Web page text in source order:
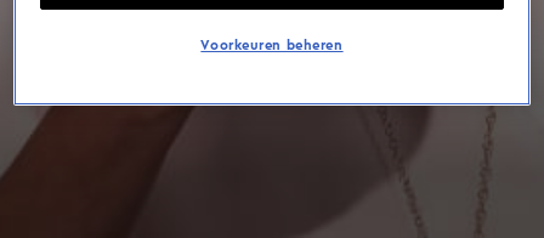
Voorkeuren beheren